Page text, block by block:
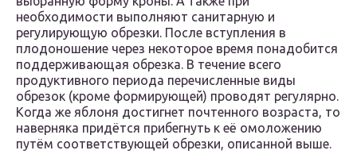
необходимости выполняют санитарную и
регулирующую обрезки. После вступления в
плодоношение через некоторое время понадобится
поддерживающая обрезка. В течение всего
продуктивного периода перечисленные виды
обрезок (кроме формирующей) проводят регулярно.
Когда же яблоня достигнет почтенного возраста, то
наверняка придётся прибегнуть к её омоложению
путём соответствующей обрезки, описанной выше.